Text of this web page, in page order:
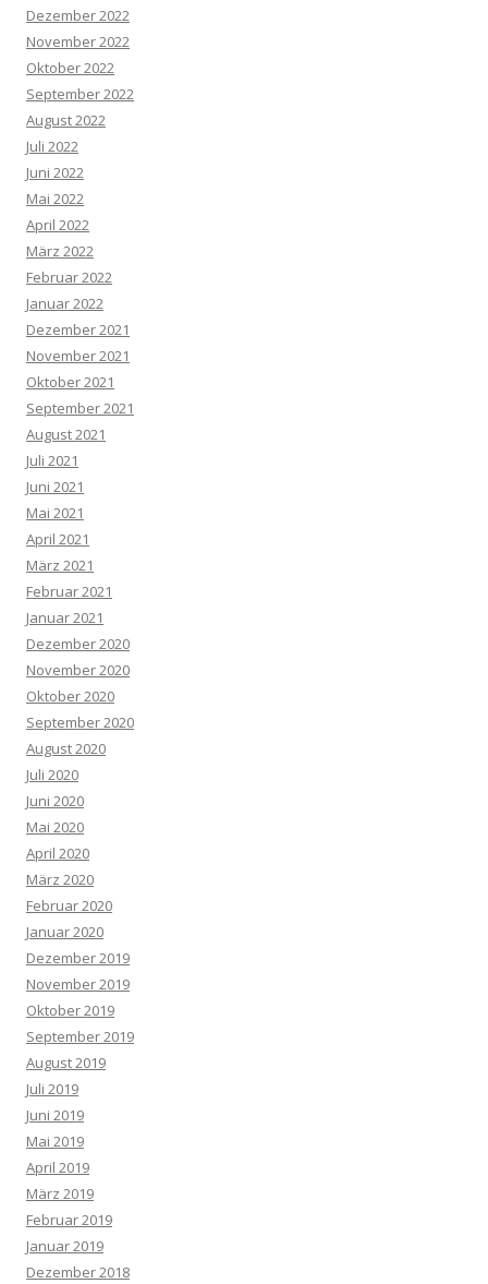
Dezember 2022
November 2022
Oktober 2022
September 2022
August 2022
Juli 2022
Juni 2022
Mai 2022
April 2022
März 2022
Februar 2022
Januar 2022
Dezember 2021
November 2021
Oktober 2021
September 2021
August 2021
Juli 2021
Juni 2021
Mai 2021
April 2021
März 2021
Februar 2021
Januar 2021
Dezember 2020
November 2020
Oktober 2020
September 2020
August 2020
Juli 2020
Juni 2020
Mai 2020
April 2020
März 2020
Februar 2020
Januar 2020
Dezember 2019
November 2019
Oktober 2019
September 2019
August 2019
Juli 2019
Juni 2019
Mai 2019
April 2019
März 2019
Februar 2019
Januar 2019
Dezember 2018